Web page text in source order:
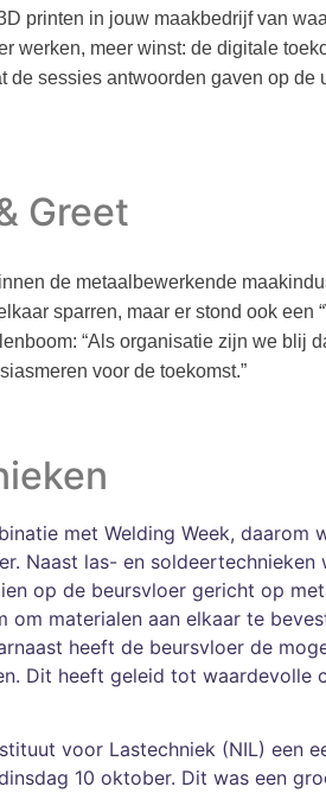
printen in jouw maakbedrijf van
werken, meer winst: de digitale
de sessies antwoorden gaven op de
Greet
de metaalbewerkende
sparren, maar er stond ook een
“Als organisatie zijn we blij
voor de toekomst.”
met Welding Week, daarom
Naast las- en soldeertechnieken
op de beursvloer gericht op
om materialen aan elkaar te
heeft de beursvloer de
Dit heeft geleid tot waardevolle
voor Lastechniek (NIL) een
10 oktober. Dit was een